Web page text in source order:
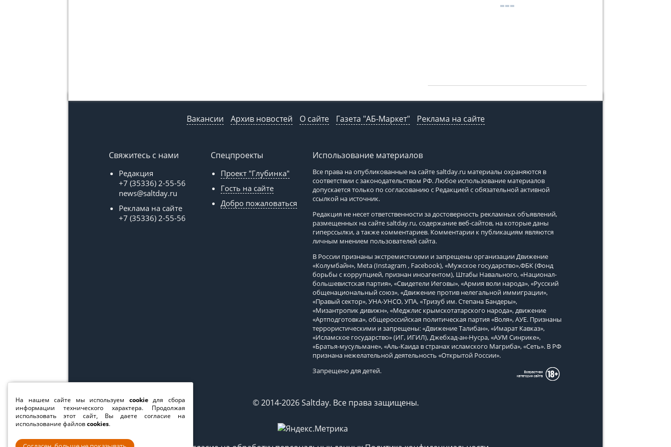
Вакансии Архив новостей О сайте Газета "АБ-Маркет" Реклама на сайте
Свяжитесь с нами
Редакция
+7 (35336) 2-55-56
news@saltday.ru
Реклама на сайте
+7 (35336) 2-55-56
Спецпроекты
Проект "Глубинка"
Гость на сайте
Добро пожаловаться
Использование материалов
Все права на опубликованные на сайтеsaltday.ru материалы охраняются в
соответствии с законодательством РФ. Любое использование материалов
допускается только по согласованию с Редакцией с обязательной активной
ссылкой на источник.
Редакция не несет ответственности за достоверность рекламных объявлений,
размещенных на сайтеsaltday.ru, содержание веб-сайтов, на которые даны
гиперссылки, а также комментариев. Комментарии к публикациям являются
личным мнением пользователей сайта.
В России признаны экстремистскими и запрещены организации Движение
«Колумбайн», Meta (Instagram , Facebook), «Мужское государство»,ФБК (Фонд
борьбы с коррупцией, признан иноагентом), Штабы Навального, «Национал-
большевистская партия», «Свидетели Иеговы», «Армия воли народа», «Русский
общенациональный союз», «Движение против нелегальной иммиграции»,
«Правый сектор», УНА-УНСО, УПА, «Тризуб им. Степана Бандеры»,
«Мизантропик дивижн», «Меджлис крымскотатарского народа», движение
«Артподготовка», общероссийская политическая партия «Воля», АУЕ. Признаны
террористическими и запрещены: «Движение Талибан», «Имарат Кавказ»,
«Исламское государство» (ИГ, ИГИЛ), Джебхад-ан-Нусра, «АУМ Синрике»,
«Братья-мусульмане», «Аль-Каида в странах исламского Магриба», «Сеть». В РФ
признана нежелательной деятельность «Открытой России».
Запрещено для детей.
© 2014-2026 Saltday. Все права защищены.
На нашем сайте мы используем cookieдля сбора
информации технического характера. Продолжая
использовать этот сайт, Вы даете согласие на
использование файловcookies.